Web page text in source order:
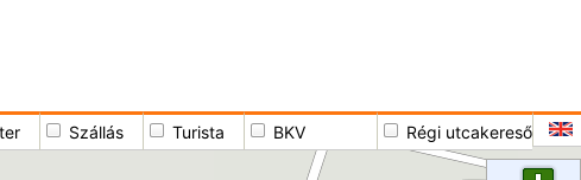
Szállás Turista BKV Régi utcakereső